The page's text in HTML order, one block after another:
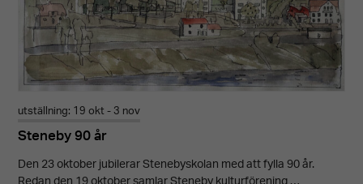
utställning: 19 okt - 3 nov
Steneby 90 år
Den 23 oktober jubilerar Stenebyskolan med att fylla 90 år.